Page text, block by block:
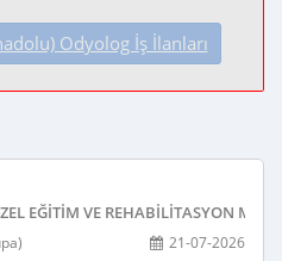
Odyolog İş İlanları
EĞITIM VE REHABILITASYON
21-07-2026